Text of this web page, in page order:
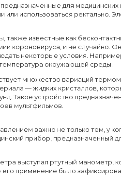
для
или использоваться ректально.
известные как
короновируса, и не случайно.
некоторые условия.
окружающей среды.
множество вариаций
— жидких кристаллов,
Такое устройство
мультфильмов.
важно не только тем, у
прибор, предназначенный
выступал ртутный манометр,
применение было